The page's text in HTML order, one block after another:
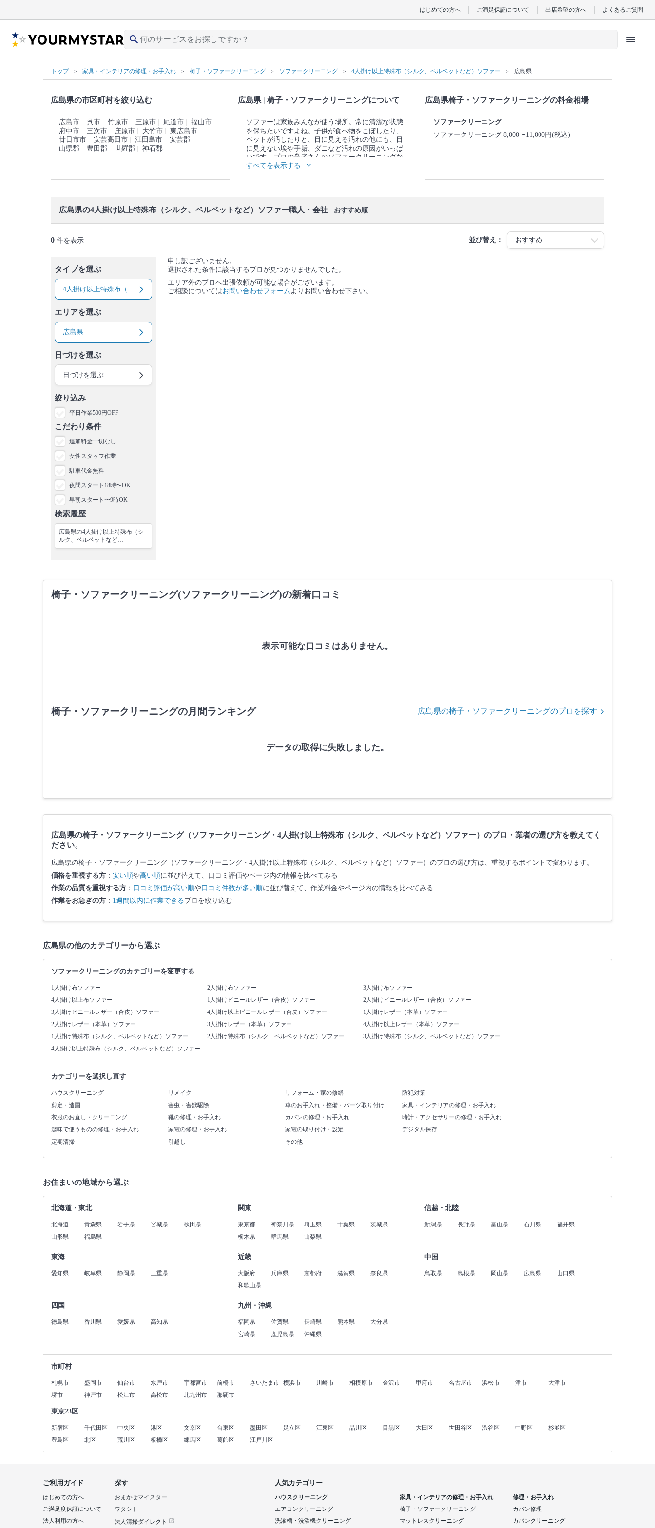
はじめての方へ ご満足保証について 出店希望の方へ よくあるご質問
search menu
トップ 家具・インテリアの修理・お手入れ 椅子・ソファークリーニング ソファークリーニング 4人掛け以上特殊布（シルク、ベルベットなど）ソファー 広島県
広島県の市区町村を絞り込む
広島市 呉市 竹原市 三原市 尾道市
福山市
府中市
三次市 庄原市 大竹市
東広島市
廿日市市
安芸高田市 江田島市
安芸郡
山県郡
豊田郡 世羅郡 神石郡
広島県 | 椅子・ソファークリーニングについて
ソファーは家族みんなが使う場所。常に清潔な状態
を保ちたいですよね。子供が食べ物をこぼしたり、
ペットが汚したりと、目に見える汚れの他にも、目
に見えない埃や手垢、ダニなど汚れの原因がいっぱ
いです。プロの業者さんのソファークリーニングな
ら、落ちないと思っていたシミや臭い、ダニや雑菌
▼表示価格に含まれる椅子・ソファークリーニング
の作業範囲
すべてを表示する
広島県椅子・ソファークリーニングの料金相場
ソファークリーニング
ソファークリーニング 8,000〜11,000円(税込)
広島県の4人掛け以上特殊布（シルク、ベルベットなど）ソファー職人・会社 おすすめ順
0 件を表示 並び替え：
タイプを選ぶ
エリアを選ぶ
広島県
日づけを選ぶ
日づけを選ぶ
絞り込み
平日作業500円OFF
こだわり条件
追加料金一切なし
女性スタッフ作業
駐車代金無料
夜間スタート18時〜OK
早朝スタート〜9時OK
検索履歴
広島県の4人掛け以上特殊布（シ
ルク、ベルベットなど…
申し訳ございません。
選択された条件に該当するプロが見つかりませんでした。
エリア外のプロへ出張依頼が可能な場合がございます。
ご相談についてはお問い合わせフォームよりお問い合わせ下さい。
椅子・ソファークリーニング(ソファークリーニング)の新着口コミ
表示可能な口コミはありません。
椅子・ソファークリーニングの月間ランキング 広島県の椅子・ソファークリーニングのプロを探す
データの取得に失敗しました。
広島県の椅子・ソファークリーニング（ソファークリーニング・4人掛け以上特殊布（シルク、ベルベットなど）ソファー）のプロ・業者の選び方を教えてく
ださい。
広島県の椅子・ソファークリーニング（ソファークリーニング・4人掛け以上特殊布（シルク、ベルベットなど）ソファー）のプロの選び方は、重視するポイントで変わります。
価格を重視する方 ： 安い順や高い順に並び替えて、口コミ評価やページ内の情報を比べてみる
作業の品質を重視する方 ： 口コミ評価が高い順や口コミ件数が多い順に並び替えて、作業料金やページ内の情報を比べてみる
作業をお急ぎの方 ： 1週間以内に作業できるプロを絞り込む
広島県の他のカテゴリーから選ぶ
ソファークリーニングのカテゴリーを変更する
1人掛け布ソファー 2人掛け布ソファー
3人掛け布ソファー
4人掛け以上布ソファー
1人掛けビニールレザー（合皮）ソファー
2人掛けビニールレザー（合皮）ソファー
3人掛けビニールレザー（合皮）ソファー
4人掛け以上ビニールレザー（合皮）ソファー
1人掛けレザー（本革）ソファー
2人掛けレザー（本革）ソファー
3人掛けレザー（本革）ソファー
4人掛け以上レザー（本革）ソファー
1人掛け特殊布（シルク、ベルベットなど）ソファー
2人掛け特殊布（シルク、ベルベットなど）ソファー
3人掛け特殊布（シルク、ベルベットなど）ソファー
4人掛け以上特殊布（シルク、ベルベットなど）ソファー
カテゴリーを選択し直す
ハウスクリーニング リメイク リフォーム・家の修繕
防犯対策
剪定・造園
害虫・害獣駆除 車のお手入れ・整備・パーツ取り付け
家具・インテリアの修理・お手入れ
衣服のお直し・クリーニング
靴の修理・お手入れ カバンの修理・お手入れ
時計・アクセサリーの修理・お手入れ
趣味で使うものの修理・お手入れ
家電の修理・お手入れ 家電の取り付け・設定
デジタル保存
定期清掃
引越し その他
お住まいの地域から選ぶ
北海道・東北
北海道 青森県 岩手県 宮城県
秋田県
山形県
福島県
関東
東京都 神奈川県 埼玉県 千葉県
茨城県
栃木県
群馬県 山梨県
信越・北陸
新潟県 長野県 富山県 石川県 福井県
東海
愛知県 岐阜県 静岡県 三重県
近畿
大阪府 兵庫県 京都府 滋賀県
奈良県
和歌山県
中国
鳥取県 島根県 岡山県 広島県 山口県
四国
徳島県 香川県 愛媛県 高知県
九州・沖縄
福岡県 佐賀県 長崎県 熊本県
大分県
宮崎県
鹿児島県 沖縄県
市町村
札幌市 盛岡市 仙台市 水戸市 宇都宮市 前橋市 さいたま市 横浜市 川崎市 相模原市 金沢市 甲府市 名古屋市 浜松市 津市
大津市
堺市
神戸市 松江市 高松市 北九州市 那覇市
東京23区
新宿区 千代田区 中央区 港区 文京区 台東区 墨田区 足立区 江東区 品川区 目黒区 大田区 世田谷区 渋谷区 中野区
杉並区
豊島区
北区 荒川区 板橋区 練馬区 葛飾区 江戸川区
探す
おまかせマイスター
ワタシト
法人清掃ダイレクト
ご利用ガイド
はじめての方へ
ご満足度保証について
法人利用の方へ
人気カテゴリー
ハウスクリーニング
エアコンクリーニング
洗濯槽・洗濯機クリーニング
家具・インテリアの修理・お手入れ
椅子・ソファークリーニング
マットレスクリーニング
修理・お手入れ
カバン修理
カバンクリーニング